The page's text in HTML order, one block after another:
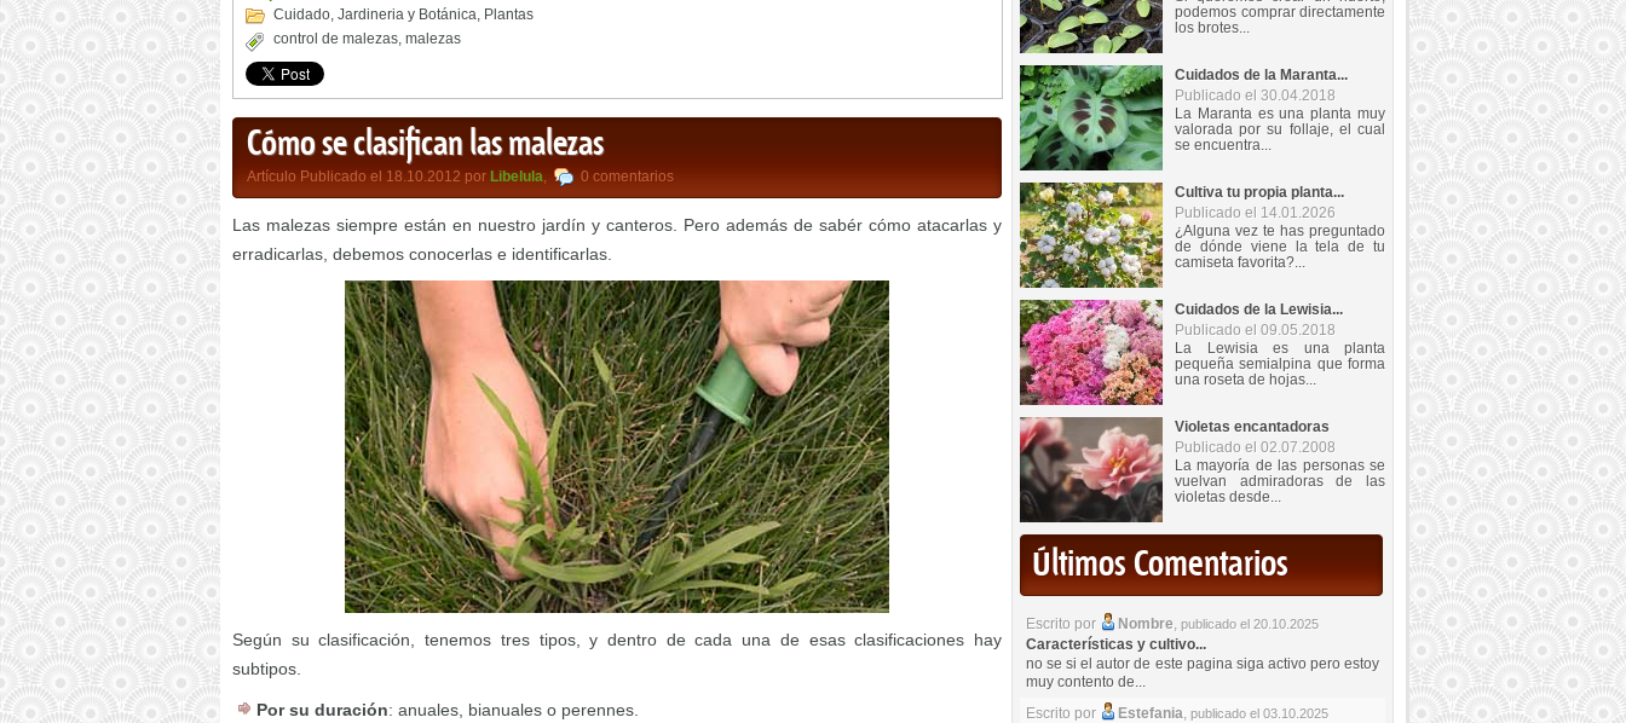
Cuidado, Jardineria y Botánica, Plantas
control de malezas, malezas
Cómo se clasifican las malezas
Artículo Publicado el 18.10.2012 por Libelula, 0 comentarios
Las malezas siempre están en nuestro jardín y canteros. Pero además de sabér cómo atacarlas y
erradicarlas, debemos conocerlas e identificarlas.
Según su clasificación, tenemos tres tipos, y dentro de cada una de esas clasificaciones hay
subtipos.
Por su duración: anuales, bianuales o perennes.
podemos comprar directamente
los brotes...
Cuidados de la Maranta...
Publicado el 30.04.2018
La Maranta es una planta muy
valorada por su follaje, el cual
se encuentra...
Cultiva tu propia planta...
Publicado el 14.01.2026
¿Alguna vez te has preguntado
de dónde viene la tela de tu
camiseta favorita?...
Cuidados de la Lewisia...
Publicado el 09.05.2018
La Lewisia es una planta
pequeña semialpina que forma
una roseta de hojas...
Violetas encantadoras
Publicado el 02.07.2008
La mayoría de las personas se
vuelvan admiradoras de las
violetas desde...
Últimos Comentarios
Escrito por Nombre, publicado el 20.10.2025
Características y cultivo...
no se si el autor de este pagina siga activo pero estoy
muy contento de...
Escrito por
Estefania, publicado el 03.10.2025